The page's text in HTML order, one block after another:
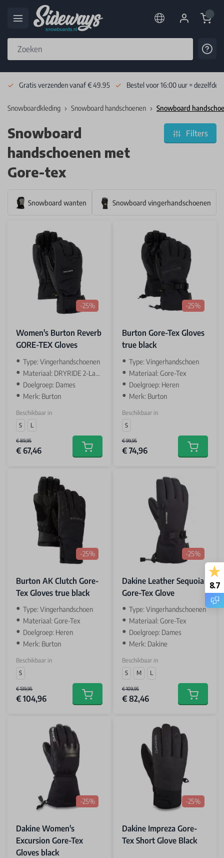
Cart
Gratis verzenden vanaf € 49.95 Bestel voor 16:00 uur = dezelfde
Snowboardkleding Snowboard handschoenen Snowboard
Snowboard
handschoenen met
Gore-tex
Filters
Snowboard wanten Snowboard vingerhandschoenen
-25%
Women's Burton Reverb
GORE-TEX Gloves
Type: Vingerhandschoenen
Materiaal: DRYRIDE 2-Layer Shell Fabric
Doelgroep: Dames
Merk: Burton
Beschikbaar in
S
L
€ 89,95
€ 67,46 Add to cart
-25%
Burton Gore-Tex Gloves
true black
Type: Vingerhandschoen
Materiaal: Gore-Tex
Doelgroep: Heren
Merk: Burton
Beschikbaar in
S
€ 99,95
€ 74,96 Add to
-25%
Burton AK Clutch Gore-
Tex Gloves true black
Type: Vingerhandschoen
Materiaal: Gore-Tex
Doelgroep: Heren
Merk: Burton
Beschikbaar in
S
€ 139,95
€ 104,96 Add to cart
-25%
Dakine Leather Sequoia
Gore-Tex Glove
Type: Vingerhandschoenen
Materiaal: Gore-Tex
Doelgroep: Dames
Merk: Dakine
Beschikbaar in
S
M L
€ 109,95
€ 82,46 Add to
-25%
Dakine Women's
Excursion Gore-Tex
Gloves black
-25%
Dakine Impreza Gore-
Tex Short Glove Black
8.7